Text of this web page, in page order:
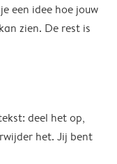
een idee hoe jouw
zien. De rest is
deel het op,
het. Jij bent